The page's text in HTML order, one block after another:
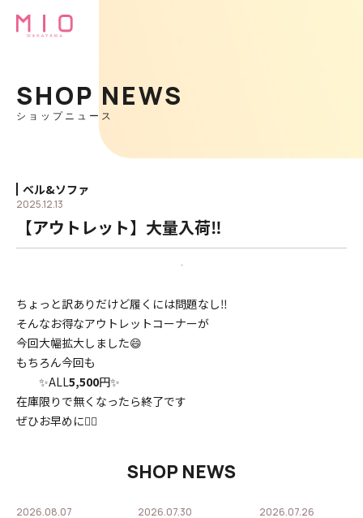
SHOP NEWS
ショップニュース
ベル&ソファ
2025.12.13
【アウトレット】大量入荷‼
ちょっと訳ありだけど履くには問題なし‼
そんなお得なアウトレットコーナーが
今回大幅拡大しました😄
もちろん今回も
✨ALL5,500円✨
在庫限りで無くなったら終了です
ぜひお早めに🙇‍♀️
SHOP NEWS
2026.08.07 2026.07.30 2026.07.26